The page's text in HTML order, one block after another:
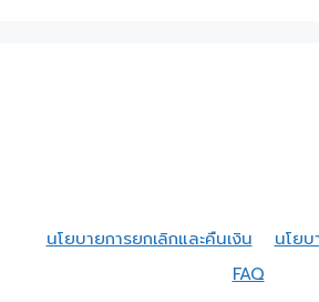
นโยบายการยกเลิกและคืนเงิน
นโย
FAQ